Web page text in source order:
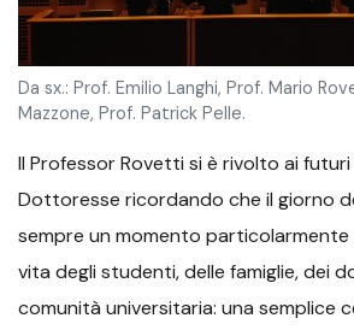
Da sx.: Prof. Emilio Langhi, Prof. Mario
Mazzone, Prof. Patrick Pelle.
Il Professor Rovetti si è rivolto ai
Dottoresse ricordando che il giorno
sempre un momento particolarmente
vita degli studenti, delle famiglie, dei
comunità universitaria: una semplice